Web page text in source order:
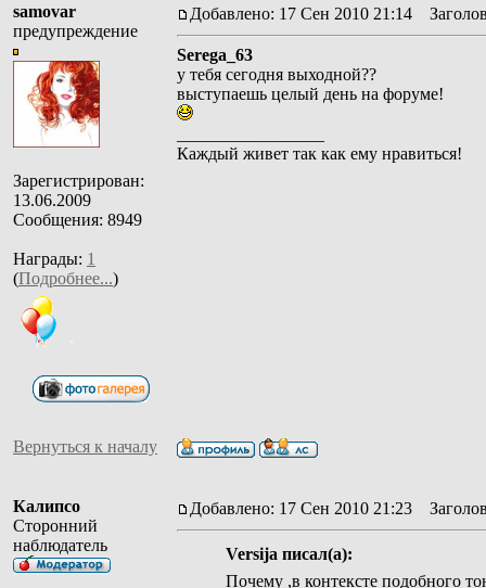
samovar
предупреждение
Зарегистрирован:
13.06.2009
Сообщения: 8949
Награды: 1
(Подробнее...)
Добавлено: 17 Сен 2010 21:14
Serega_63
у тебя сегодня выходной??
выступаешь целый день на форуме!
Каждый живет так как ему нравиться!
Вернуться к началу
Калипсо
Сторонний
наблюдатель
Добавлено: 17 Сен 2010 21:23
Versija писал(а):
Почему ,в контексте подобного